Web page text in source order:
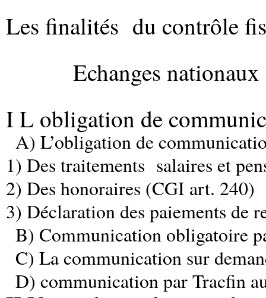
Les finalités du contrôle
Echanges
I L obligation de
A) L’obligation de
1) Des traitements salaires et
2) Des honoraires (CGI art. 240)
3) Déclaration des paiements de
B) Communication obligatoire
C) La communication sur
D) communication par Tracfin